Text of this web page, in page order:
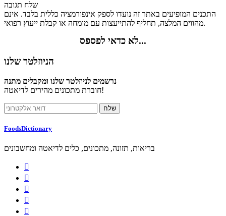
שלח תגובה
התכנים המופיעים באתר זה נועדו לספק אינפורמציה כללית בלבד. אינם
מהווים המלצה, תחליף להתייעצות עם מומחה או קבלת ייעוץ רפואי.
לא כדאי לפספס...
הניוזלטר שלנו
נרשמים לניוזלטר שלנו ומקבלים מתנה
חוברת מתכונים מהירים לדיאטה!
FoodsDictionary
בריאות, תזונה, מתכונים, כלים לדיאטה ומחשבונים




